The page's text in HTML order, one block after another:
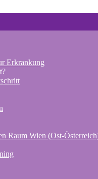
Erkrankung
Raum Wien (Ost-